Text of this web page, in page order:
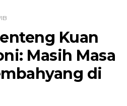
Kuan
Masih Masa
di